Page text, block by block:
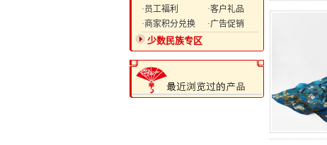
·员工福利
·客户礼品
·商家积分兑换
·广告促销
少数民族专区